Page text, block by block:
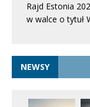
Rajd Estonia
w walce o tytuł
NEWSY